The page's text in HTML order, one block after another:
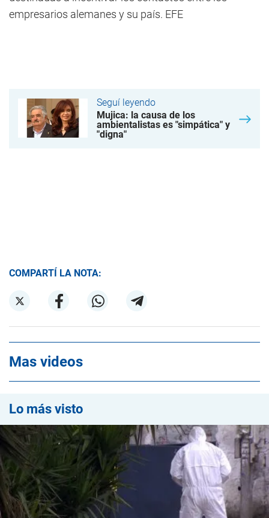
empresarios alemanes y su país. EFE
Seguí leyendo
Mujica: la causa de los
ambientalistas es "simpática" y
"digna"
COMPARTÍ LA NOTA:
Mas videos
Lo más visto